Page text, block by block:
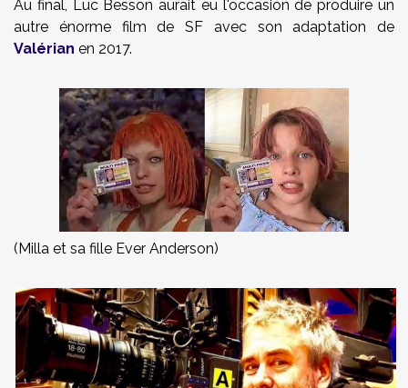
Au final, Luc Besson aurait eu l'occasion de produire un
autre énorme film de SF avec son adaptation de
Valérian en 2017.
(Milla et sa fille Ever Anderson)